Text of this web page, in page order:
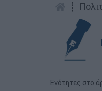
┋
Ενότητες στο